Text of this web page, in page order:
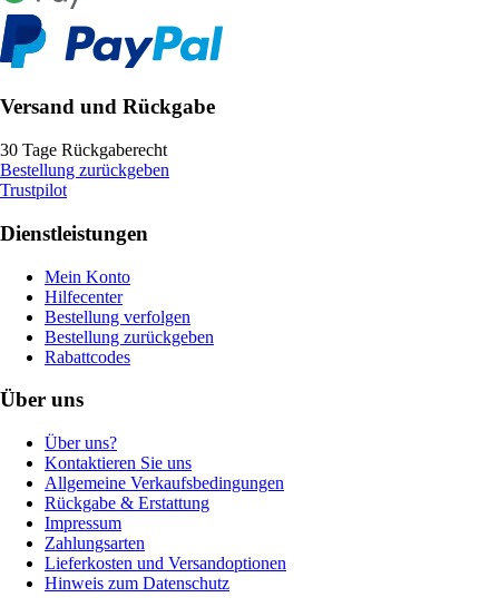
Versand und Rückgabe
30 Tage Rückgaberecht
Bestellung zurückgeben
Trustpilot
Dienstleistungen
Mein Konto
Hilfecenter
Bestellung verfolgen
Bestellung zurückgeben
Rabattcodes
Über uns
Über uns?
Kontaktieren Sie uns
Allgemeine Verkaufsbedingungen
Rückgabe & Erstattung
Impressum
Zahlungsarten
Lieferkosten und Versandoptionen
Hinweis zum Datenschutz